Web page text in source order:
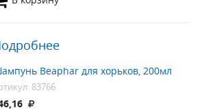
Beaphar для хорьков, 200мл
83766